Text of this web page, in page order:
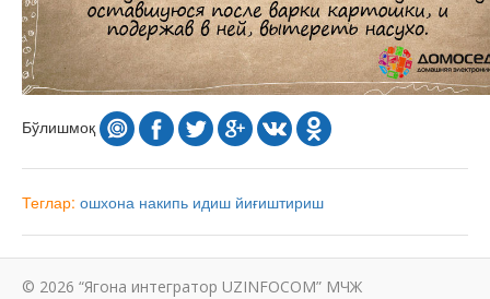
Бўлишмоқ
Теглар: ошхона накипь идиш йиғиштириш
© 2026 “Ягона интегратор UZINFOCOM” МЧЖ